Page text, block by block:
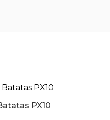
PX10